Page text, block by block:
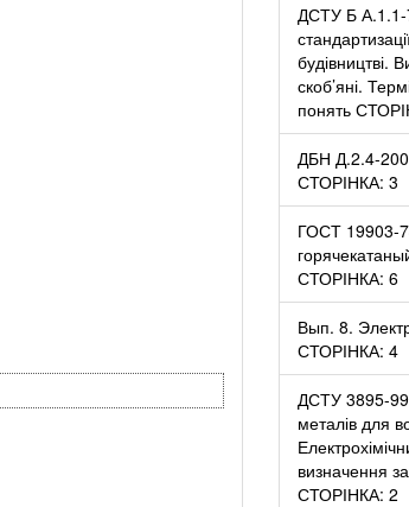
ДСТУ Б А.1.1-
будівництві.
скоб’яні.
понять
ДБН Д.2.4-
СТОРІНКА: 3
ГОСТ 19903-
СТОРІНКА: 6
Вып. 8.
СТОРІНКА: 4
ДСТУ 3895-99
металів для
визначення
СТОРІНКА: 2